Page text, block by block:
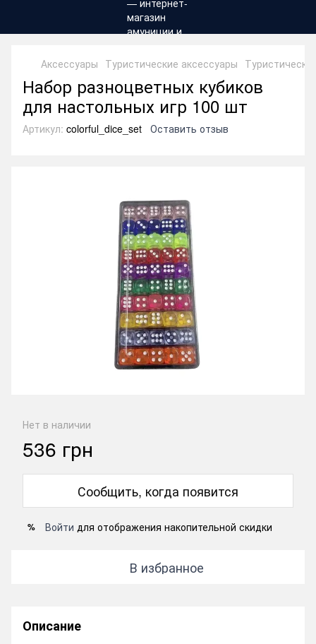
Аксессуары Туристические аксессуары
Набор разноцветных кубиков
для настольных игр 100 шт
Артикул: colorful_dice_set Оставить отзыв
Нет в наличии
536 грн
Сообщить, когда появится
% Войти для отображения накопительной скидки
В избранное
Описание